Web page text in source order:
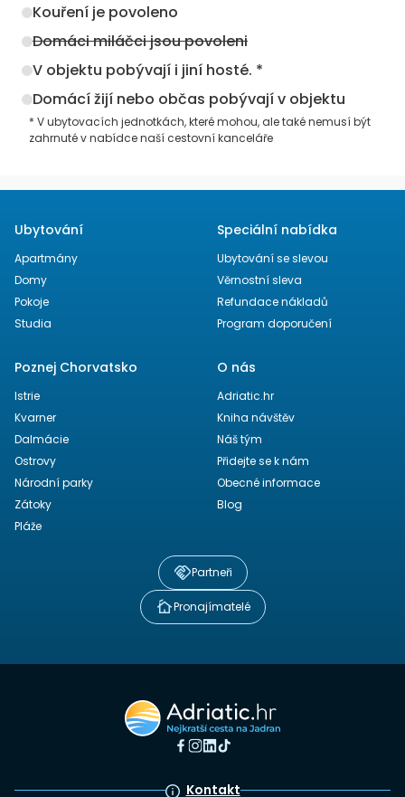
Kouření je povoleno
Domáci miláčci jsou povoleni
V objektu pobývají i jiní hosté. *
Domácí žijí nebo občas pobývají v objektu
* V ubytovacích jednotkách, které mohou, ale také nemusí být
zahrnuté v nabídce naší cestovní kanceláře
Ubytování
Apartmány
Domy
Pokoje
Studia
Speciální nabídka
Ubytování se slevou
Věrnostní sleva
Refundace nákladů
Program doporučení
Poznej Chorvatsko
Istrie
Kvarner
Dalmácie
Ostrovy
Národní parky
Zátoky
Pláže
O nás
Adriatic.hr
Kniha návštěv
Náš tým
Přidejte se k nám
Obecné informace
Blog
Partneři
Pronajímatelé
Kontakt